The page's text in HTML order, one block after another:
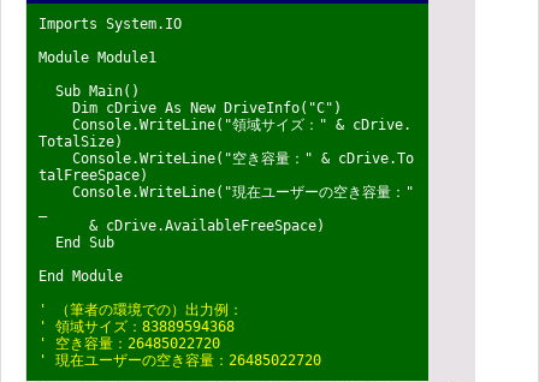
Imports System.IO
Module Module1
Sub Main()
Dim cDrive As New DriveInfo("C")
Console.WriteLine("領域サイズ：" & cDrive.
TotalSize)
Console.WriteLine("空き容量：" & cDrive.To
talFreeSpace)
Console.WriteLine("現在ユーザーの空き容量："
& cDrive.AvailableFreeSpace)
End Sub
End Module
' （筆者の環境での）出力例：
' 領域サイズ：83889594368
' 空き容量：26485022720
' 現在ユーザーの空き容量：26485022720